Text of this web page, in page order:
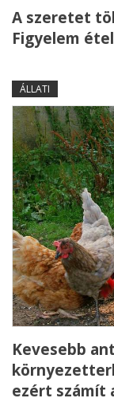
A szeretet
Figyelem
ÁLLATI
Kevesebb
ezért számít